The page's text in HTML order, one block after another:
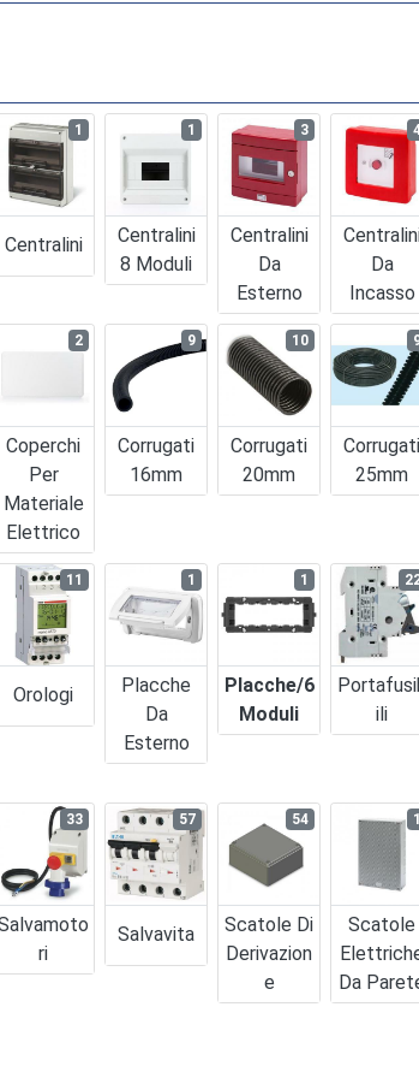
Centralini
1
Centralini
8 Moduli
1
Centralini
Da
Esterno
3
Da
Incasso
Coperchi
Per
Materiale
Elettrico
2
Corrugati
16mm
9
Corrugati
20mm
10
Corrugati
25mm
Orologi
11
Placche
Da
Esterno
1
Placche/6
Moduli
1
Ili
Ri
33
Salvavita
57
Scatole Di
Derivazion
E
54
Scatole
Da
1